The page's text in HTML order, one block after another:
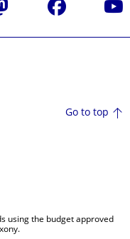
Facebook
Go to top
using the budget approved